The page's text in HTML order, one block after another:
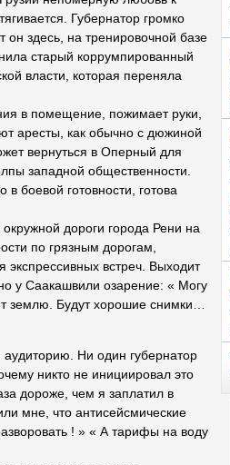
Губернатор громко
он здесь, на тренировочной базе
старый коррумпированный
власти, которая переняла
в помещение, пожимает руки,
аресты, как обычно с дюжиной
вернуться в Оперный для
западной общественности.
боевой готовности, готова
дороги города Рени на
по грязным дорогам,
экспрессивных встреч. Выходит
у Саакашвили озарение: « Могу
землю. Будут хорошие снимки…
Ни один губернатор
никто не инициировал это
дороже, чем я заплатил в
мне, что антисейсмические
! » « А тарифы на воду